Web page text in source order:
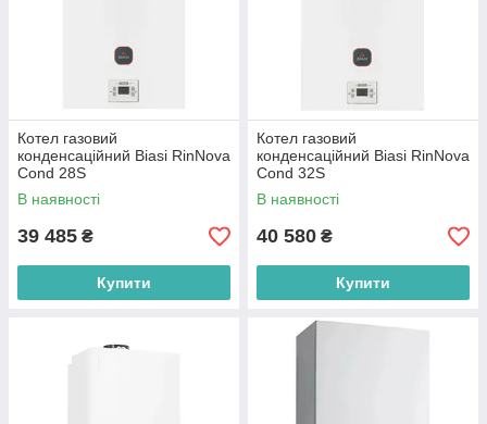
Котел газовий
конденсаційний Biasi RinNova
Cond 28S
В наявності
39 485 ₴
Купити
Котел газовий
конденсаційний Biasi RinNova
Cond 32S
В наявності
40 580 ₴
Купити